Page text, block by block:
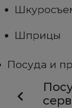
Шприцы
Посуда и